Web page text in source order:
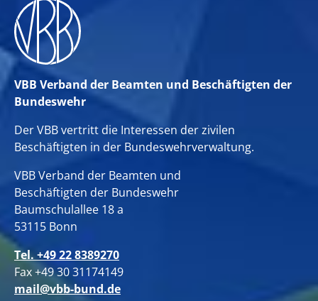
VBB Verband der Beamten und Beschäftigten der
Bundeswehr
Der VBB vertritt die Interessen der zivilen
Beschäftigten in der Bundeswehrverwaltung.
VBB Verband der Beamten und
Beschäftigten der Bundeswehr
Baumschulallee 18 a
53115 Bonn
Tel. +49 22 8389270
Fax +49 30 31174149
mail@vbb-bund.de